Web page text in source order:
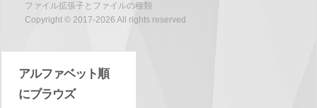
ファイル拡張子とファイルの種類
Copyright © 2017-2026 All rights reserved
アルファベット順
にブラウズ